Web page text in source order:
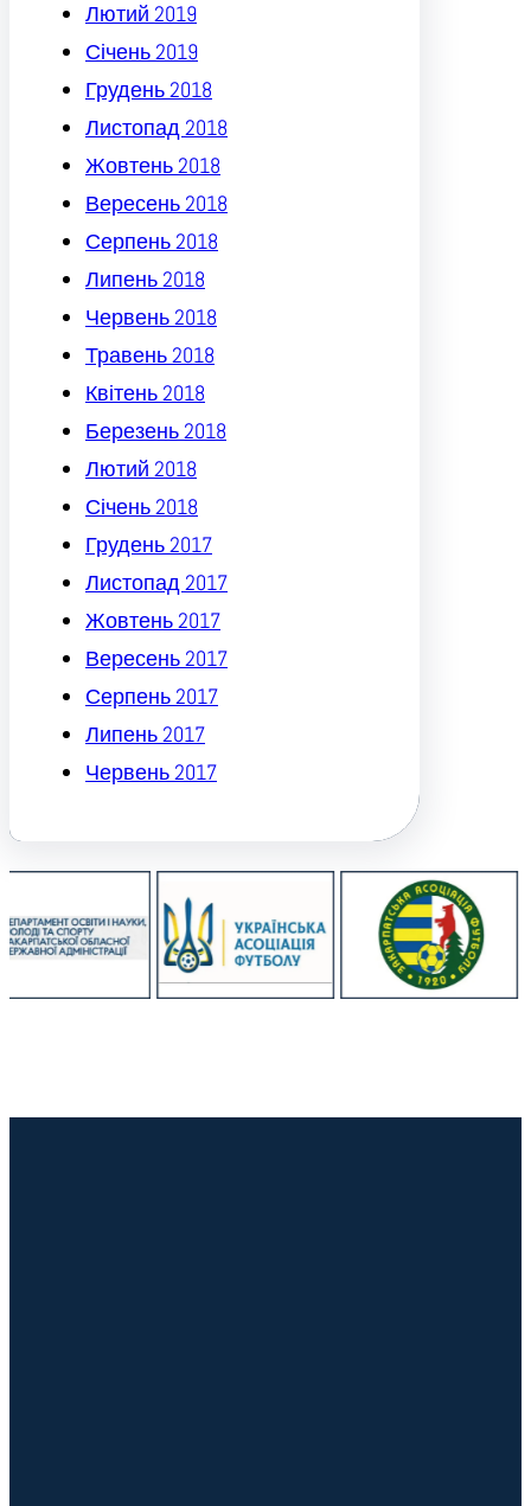
Лютий 2019
Січень 2019
Грудень 2018
Листопад 2018
Жовтень 2018
Вересень 2018
Серпень 2018
Липень 2018
Червень 2018
Травень 2018
Квітень 2018
Березень 2018
Лютий 2018
Січень 2018
Грудень 2017
Листопад 2017
Жовтень 2017
Вересень 2017
Серпень 2017
Липень 2017
Червень 2017